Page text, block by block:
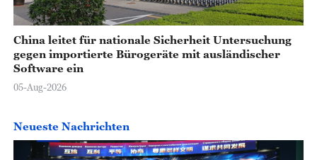
China leitet für nationale Sicherheit Untersuchung
gegen importierte Bürogeräte mit ausländischer
Software ein
05-Aug-2026
Neueste Nachrichten